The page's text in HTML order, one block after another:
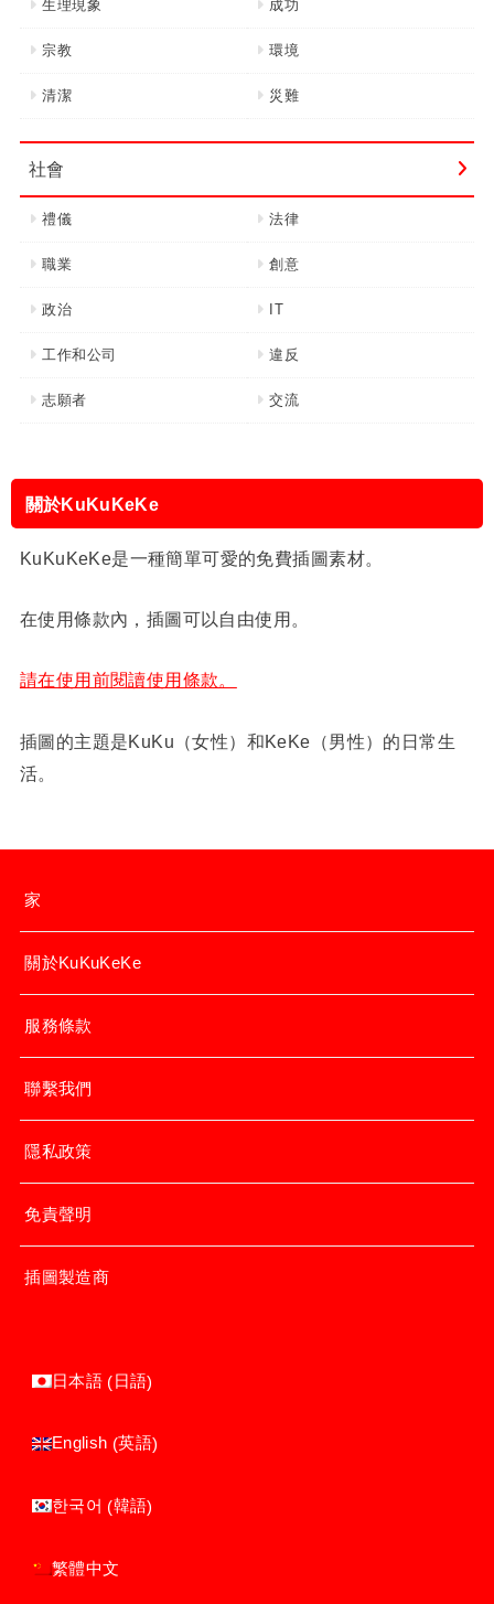
生理現象 成功
宗教 環境
清潔 災難
社會
禮儀 法律
職業 創意
政治 IT
工作和公司 違反
志願者 交流
關於KuKuKeKe
KuKuKeKe是一種簡單可愛的免費插圖素材。
在使用條款內，插圖可以自由使用。
請在使用前閱讀使用條款。
插圖的主題是KuKu（女性）和KeKe（男性）的日常生
活。
家
關於KuKuKeKe
服務條款
聯繫我們
隱私政策
免責聲明
插圖製造商
日本語 (日語)
English (英語)
한국어 (韓語)
繁體中文